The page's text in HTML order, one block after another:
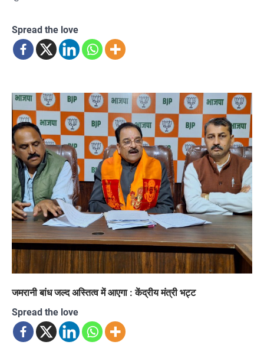
Spread the love
जमरानी बांध जल्द अस्तित्व में आएगा : केंद्रीय मंत्री भट्ट
Spread the love